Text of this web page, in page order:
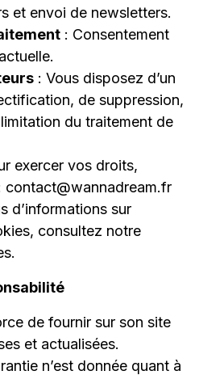
et envoi de newsletters.
: Consentement
: Vous disposez d’un
de suppression,
du traitement de
exercer vos droits,
d’informations sur
consultez notre
.
de fournir sur son site
et actualisées.
n’est donnée quant à